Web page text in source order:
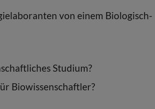
von einem Biologisch-
Studium?
Biowissenschaftler?